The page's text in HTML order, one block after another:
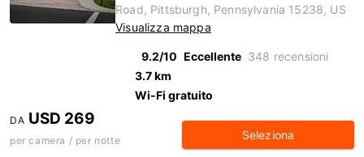
Road, Pittsburgh, Pennsylvania 15238, US
Visualizza mappa
9.2/10 Eccellente 348 recensioni
3.7 km
Wi-Fi gratuito
DA USD 269
per camera / per notte Seleziona